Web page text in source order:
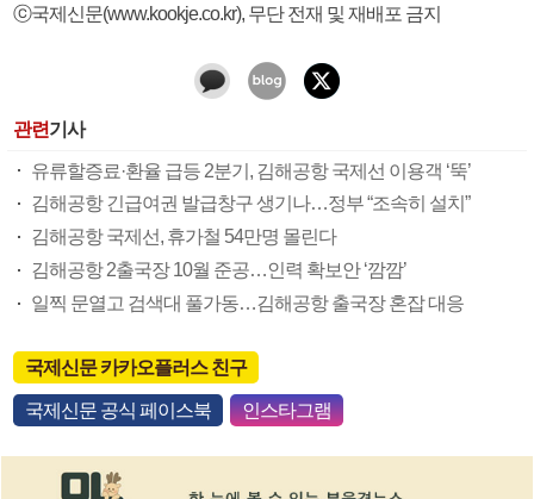
ⓒ국제신문(www.kookje.co.kr), 무단 전재 및 재배포 금지
관련기사
유류할증료·환율 급등 2분기, 김해공항 국제선 이용객 ‘뚝’
김해공항 긴급여권 발급창구 생기나…정부 “조속히 설치”
김해공항 국제선, 휴가철 54만명 몰린다
김해공항 2출국장 10월 준공…인력 확보안 ‘깜깜’
일찍 문열고 검색대 풀가동…김해공항 출국장 혼잡 대응
국제신문 카카오플러스 친구
국제신문 공식 페이스북 인스타그램